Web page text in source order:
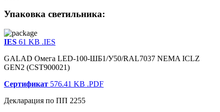
Упаковка светильника:
IES 61 KB .IES
GALAD Омега LED-100-ШБ1/У50/RAL7037 NEMA ICLZ
GEN2 (CST900021)
Сертификат 576.41 KB .PDF
Декларация по ПП 2255